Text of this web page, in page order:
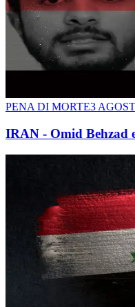
PENA DI MORTE3
IRAN - Omid Behzad